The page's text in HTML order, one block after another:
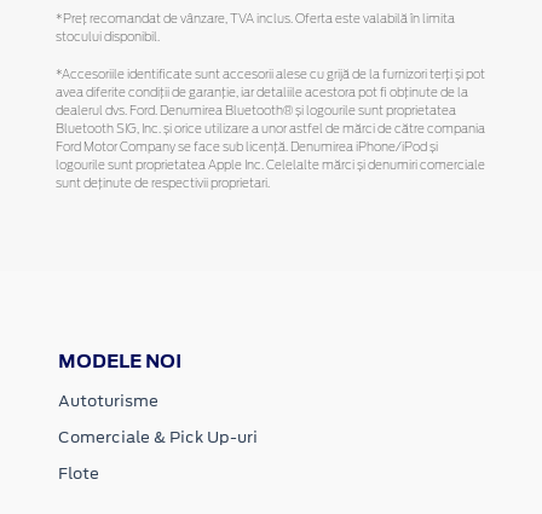
*Preţ recomandat de vânzare, TVA inclus. Oferta este valabilă în limita
stocului disponibil.
*Accesoriile identificate sunt accesorii alese cu grijă de la furnizori terți și pot
avea diferite condiții de garanție, iar detaliile acestora pot fi obținute de la
dealerul dvs. Ford. Denumirea Bluetooth® și logourile sunt proprietatea
Bluetooth SIG, Inc. și orice utilizare a unor astfel de mărci de către compania
Ford Motor Company se face sub licență. Denumirea iPhone/iPod și
logourile sunt proprietatea Apple Inc. Celelalte mărci și denumiri comerciale
sunt deținute de respectivii proprietari.
MODELE NOI
Autoturisme
Comerciale & Pick Up-uri
Flote